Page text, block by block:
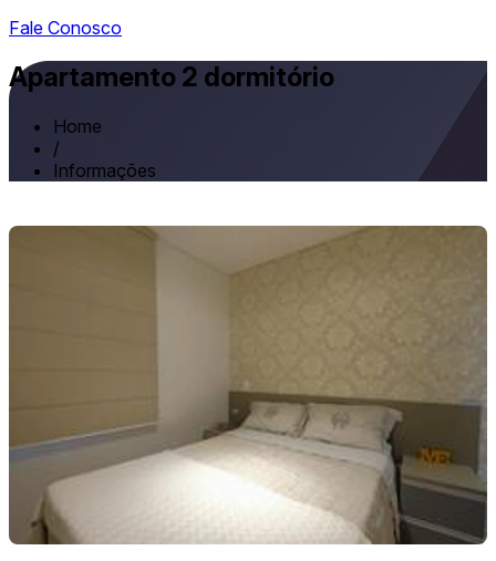
Fale Conosco
Apartamento 2 dormitório
Home
/
Informações